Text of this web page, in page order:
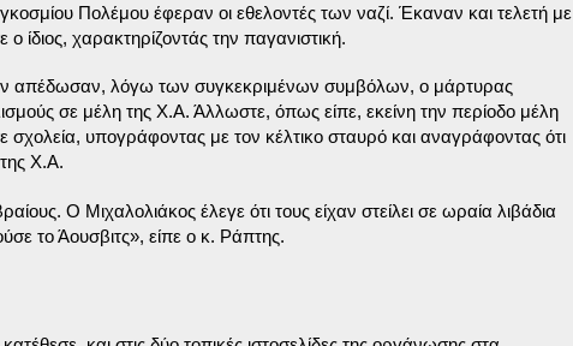
Πολέμου έφεραν οι εθελοντές των ναζί. Έκαναν και τελετή με
ίδιος, χαρακτηρίζοντάς την παγανιστική.
απέδωσαν, λόγω των συγκεκριμένων συμβόλων, ο μάρτυρας
σε μέλη της Χ.Α. Άλλωστε, όπως είπε, εκείνη την περίοδο μέλη
σχολεία, υπογράφοντας με τον κέλτικο σταυρό και αναγράφοντας ότι
της Χ.Α.
Ο Μιχαλολιάκος έλεγε ότι τους είχαν στείλει σε ωραία λιβάδια
το Άουσβιτς», είπε ο κ. Ράπτης.